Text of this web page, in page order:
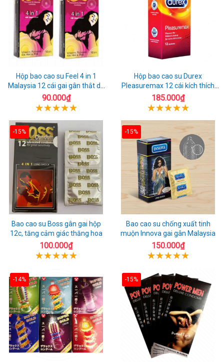
Hộp bao cao su Feel 4 in 1
Malaysia 12 cái gai gân thắt dễ
sử dụng
90.000₫
Hộp bao cao su Durex
Pleasuremax 12 cái kích thích
tăng khoái cảm
185.000₫
-15%
Bao cao su Boss gân gai hộp
12c, tăng cảm giác thăng hoa
100.000₫
-15%
Bao cao su chống xuất tinh
muộn Innova gai gân Malaysia
150.000₫
-14% -15%